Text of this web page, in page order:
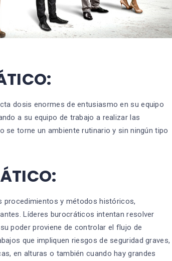
dosis enormes de entusiasmo en su equipo
a su equipo de trabajo a realizar las
se torne un ambiente rutinario y sin ningún tipo
procedimientos y métodos históricos,
Líderes burocráticos intentan resolver
poder proviene de controlar el flujo de
que impliquen riesgos de seguridad graves,
en alturas o también cuando hay grandes